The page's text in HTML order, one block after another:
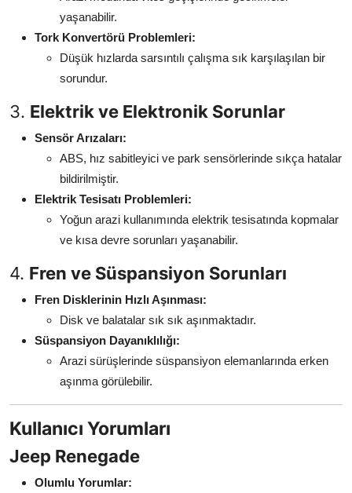
yaşanabilir.
Tork Konvertörü Problemleri:
Düşük hızlarda sarsıntılı çalışma sık karşılaşılan bir
sorundur.
3. Elektrik ve Elektronik Sorunlar
Sensör Arızaları:
ABS, hız sabitleyici ve park sensörlerinde sıkça hatalar
bildirilmiştir.
Elektrik Tesisatı Problemleri:
Yoğun arazi kullanımında elektrik tesisatında kopmalar
ve kısa devre sorunları yaşanabilir.
4. Fren ve Süspansiyon Sorunları
Fren Disklerinin Hızlı Aşınması:
Disk ve balatalar sık sık aşınmaktadır.
Süspansiyon Dayanıklılığı:
Arazi sürüşlerinde süspansiyon elemanlarında erken
aşınma görülebilir.
Kullanıcı Yorumları
Jeep Renegade
Olumlu Yorumlar: